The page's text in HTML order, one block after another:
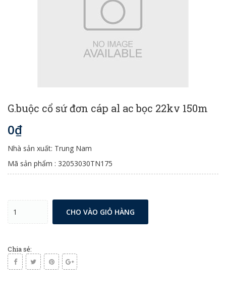
G.buộc cổ sứ đơn cáp al ac bọc 22kv 150m
0₫
Nhà sản xuất: Trung Nam
Mã sản phẩm : 32053030TN175
CHO VÀO GIỎ HÀNG
Chia sẻ: